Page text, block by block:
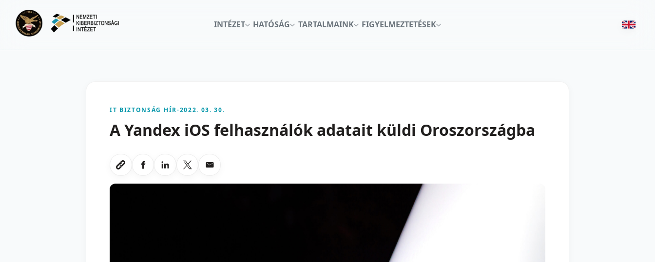
INTÉZET
HATÓSÁG TARTALMAINK FIGYELMEZTETÉSEK
IT BIZTONSÁG HÍR-2022. 03. 30.
A Yandex iOS felhasználók adatait küldi Oroszországba
Link masolasa
Megosztas Facebookon
Megosztas LinkedInen
Megosztas X-en
Megosztas emailben